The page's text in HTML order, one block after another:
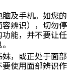
及手机。如您的
辨识），切勿停
能，并不要让任
，或正处于面部
使用面部辨识作